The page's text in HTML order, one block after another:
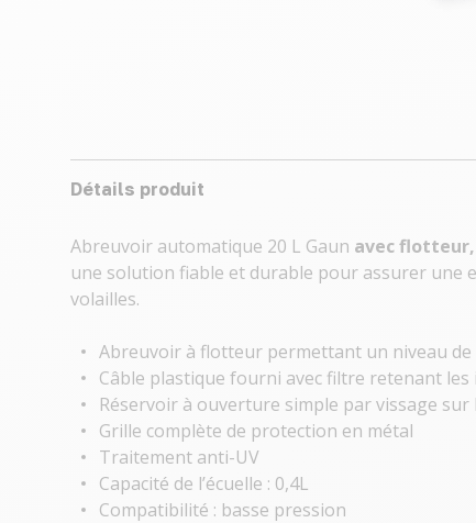
Détails produit
Abreuvoir automatique 20 L Gaun avec
une solution fiable et durable pour assurer une
volailles.
Abreuvoir à flotteur permettant un niveau
Câble plastique fourni avec filtre retenant les
Réservoir à ouverture simple par vissage sur
Grille complète de protection en métal
Traitement anti-UV
Capacité de l’écuelle : 0,4L
Compatibilité : basse pression